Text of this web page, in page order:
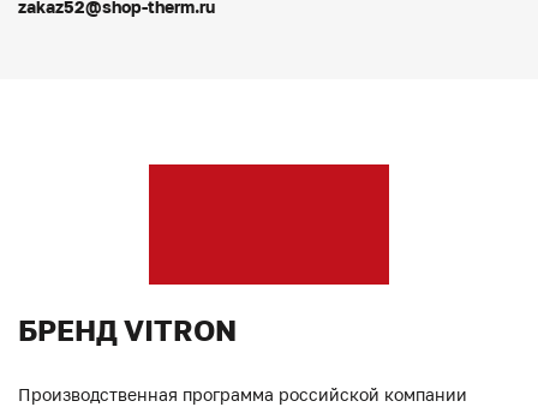
zakaz52@shop-therm.ru
БРЕНД VITRON
Производственная программа российской компании